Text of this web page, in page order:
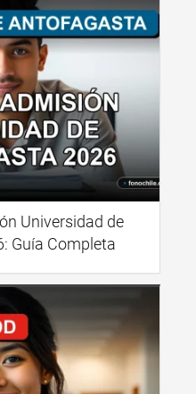
Universidad de
Guía Completa